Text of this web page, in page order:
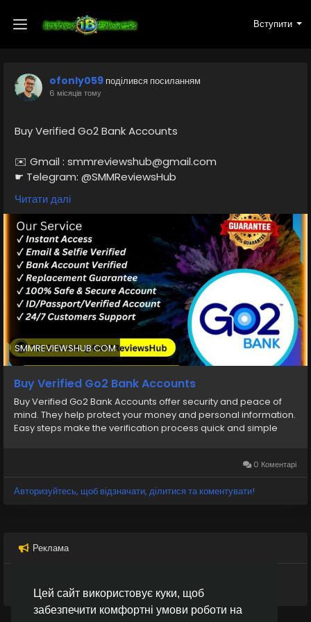
Цей сайт використовує куки, щоб
забезпечити комфортні умови роботи на
Вступити
ofonly059 поділився посиланням
6 місяців тому
Buy Verified Go2 Bank Accounts
✉️ Gmail : smmreviewshub@gmail.com
☛ Telegram: @SMMReviewsHub
☎️ WhatsApp :+1(657)294-0994
https://smmreviewshub.com/product/buy-verified-
go2-bank-accounts/
#BuyVerifiedGo2BankAccounts #Go2BankAccounts
#VerifiedBankAccounts#SecureBanking
#OnlineBanking#FinancialSecurity
#BankAccountForSale#TrustedBanking#Go2Bank
Читати далі
SMMREVIEWSHUB.COM
Buy Verified Go2 Bank Accounts
Buy Verified Go2 Bank Accounts offer security and peace of
mind. They help protect your money and personal information.
Easy steps make the verification process quick and simple
0 Коментарі
Авторизуйтесь, щоб відзначати, ділитися та коментувати!
Реклама